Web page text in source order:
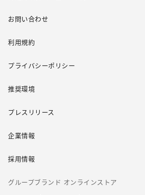
お問い合わせ
利用規約
プライバシーポリシー
推奨環境
プレスリリース
企業情報
採用情報
グループブランド オンラインストア